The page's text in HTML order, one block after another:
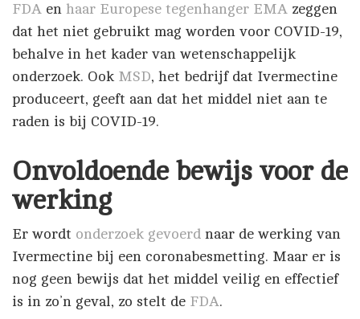
FDA en haar Europese tegenhanger EMA zeggen
dat het niet gebruikt mag worden voor COVID-19,
behalve in het kader van wetenschappelijk
onderzoek. Ook MSD, het bedrijf dat Ivermectine
produceert, geeft aan dat het middel niet aan te
raden is bij COVID-19.
Onvoldoende bewijs voor de
werking
Er wordt onderzoek gevoerd naar de werking van
Ivermectine bij een coronabesmetting. Maar er is
nog geen bewijs dat het middel veilig en effectief
is in zo’n geval, zo stelt de FDA.